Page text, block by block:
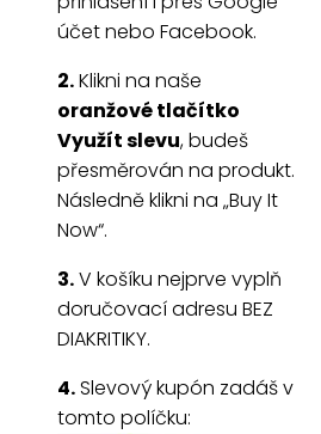
účet nebo Facebook.
2.Klikni na naše
oranžové tlačítko
Využít slevu, budeš
přesměrován na produkt.
Následně klikni na „Buy It
Now“.
3.V košíku nejprve vyplň
doručovací adresu BEZ
DIAKRITIKY.
4.Slevový kupón zadáš v
tomto políčku: